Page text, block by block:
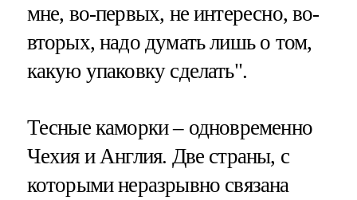
мне, во-первых, не интересно, во-
вторых, надо думать лишь о том,
какую упаковку сделать".
Тесные каморки – одновременно
Чехия и Англия. Две страны, с
которыми неразрывно связана